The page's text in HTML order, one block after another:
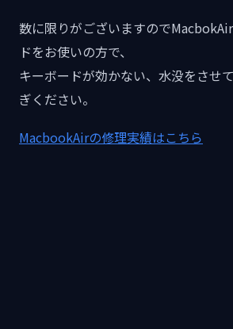
数に限りがございますので
ドをお使いの方で、
キーボードが効かない、水没をさせ
ぎください。
MacbookAirの修理実績はこちら